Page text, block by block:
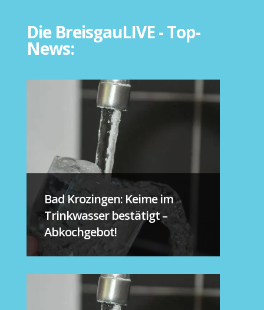
Die BreisgauLIVE - Top-
News:
Bad Krozingen: Keime im
Trinkwasser bestätigt –
Abkochgebot!